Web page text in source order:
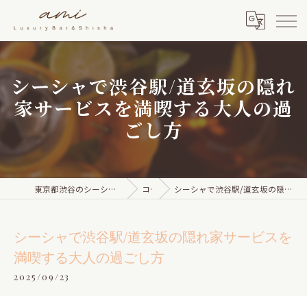
シーシャで渋谷駅/道玄坂の隠れ
家サービスを満喫する大人の過
ごし方
東京都渋谷のシーシャならami Luxury Bar & Shisha コラム シーシャで渋谷駅/道玄坂の隠れ家サービスを満喫する大人の過ごし方
シーシャで渋谷駅/道玄坂の隠れ家サービスを
満喫する大人の過ごし方
2025/09/23